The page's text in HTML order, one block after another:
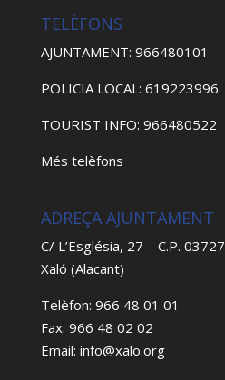
TELÈFONS
AJUNTAMENT: 966480101
POLICIA LOCAL: 619223996
TOURIST INFO: 966480522
Més telèfons
ADREÇA AJUNTAMENT
C/ L’Església, 27 – C.P. 03727
Xaló (Alacant)
Telèfon: 966 48 01 01
Fax: 966 48 02 02
Email: info@xalo.org